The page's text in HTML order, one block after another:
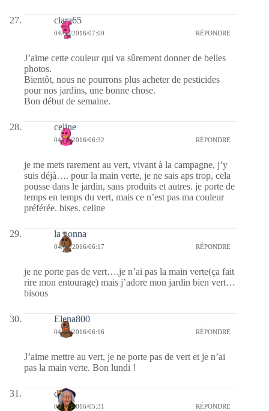
clara65
04/04/2016/07:00 RÉPONDRE
J’aime cette couleur qui va sûrement donner de belles
photos.
Bientôt, nous ne pourrons plus acheter de pesticides
pour nos jardins, une bonne chose.
Bon début de semaine.
celine
04/04/2016/06:32 RÉPONDRE
je me mets rarement au vert, vivant à la campagne, j’y
suis déjà…. pour la main verte, je ne sais aps trop, cela
pousse dans le jardin, sans produits et autres. je porte de
temps en temps du vert, mais ce n’est pas ma couleur
préférée. bises. celine
la nonna
04/04/2016/06:17 RÉPONDRE
je ne porte pas de vert….je n’ai pas la main verte(ça fait
rire mon entourage) mais j’adore mon jardin bien vert…
bisous
Elena800
04/04/2016/06:16 RÉPONDRE
J’aime mettre au vert, je ne porte pas de vert et je n’ai
pas la main verte. Bon lundi !
dom
04/04/2016/05:31 RÉPONDRE